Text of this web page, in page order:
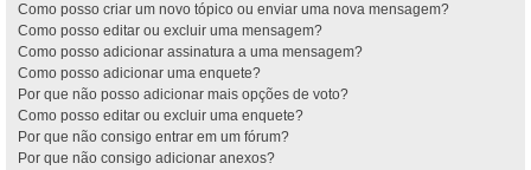
Como posso criar um novo tópico ou enviar uma nova mensagem?
Como posso editar ou excluir uma mensagem?
Como posso adicionar assinatura a uma mensagem?
Como posso adicionar uma enquete?
Por que não posso adicionar mais opções de voto?
Como posso editar ou excluir uma enquete?
Por que não consigo entrar em um fórum?
Por que não consigo adicionar anexos?